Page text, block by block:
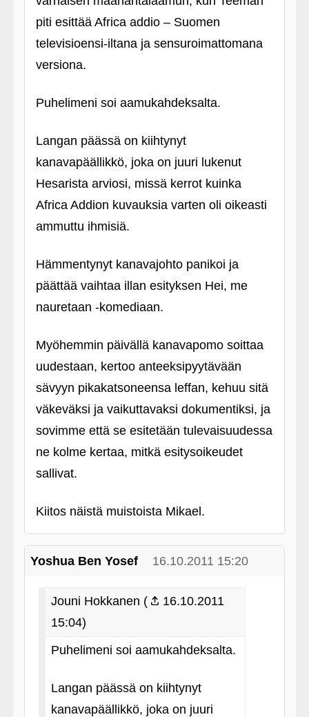
piti esittää Africa addio – Suomen
televisioensi-iltana ja sensuroimattomana
versiona.
Puhelimeni soi aamukahdeksalta.
Langan päässä on kiihtynyt
kanavapäällikkö, joka on juuri lukenut
Hesarista arviosi, missä kerrot kuinka
Africa Addion kuvauksia varten oli oikeasti
ammuttu ihmisiä.
Hämmentynyt kanavajohto panikoi ja
päättää vaihtaa illan esityksen Hei, me
nauretaan ‑komediaan.
Myöhemmin päivällä kanavapomo soittaa
uudestaan, kertoo anteeksipyytävään
sävyyn pikakatsoneensa leffan, kehuu sitä
väkeväksi ja vaikuttavaksi dokumentiksi, ja
sovimme että se esitetään tulevaisuudessa
ne kolme kertaa, mitkä esitysoikeudet
sallivat.
Kiitos näistä muistoista Mikael.
Yoshua Ben Yosef 16.10.2011 15:20
Jouni Hokkanen (
16.10.2011
15:04)
Puhelimeni soi aamukahdeksalta.
Langan päässä on kiihtynyt
kanavapäällikkö, joka on juuri